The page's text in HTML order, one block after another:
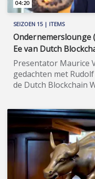
SEIZOEN 15 | ITEMS
Ondernemerslounge
Ee van Dutch
Presentator Maurice
gedachten met
de Dutch Blockchain
technologie is niet
hedendaagse
Week, voor de
is de grootste
Nederland. In
toonaangevende
corporates,
04:20